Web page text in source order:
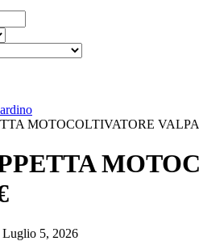
MOTOCOLTIVATORE
Luglio 5, 2026